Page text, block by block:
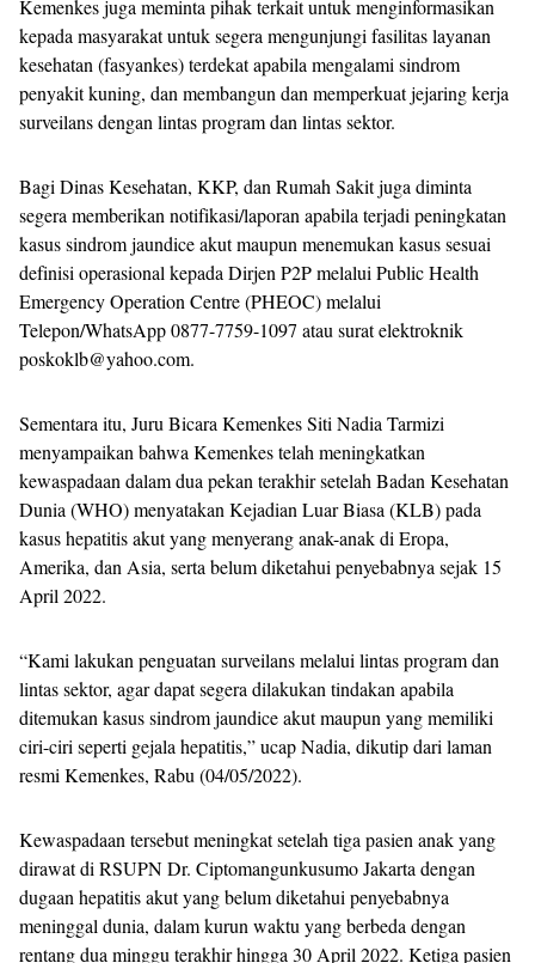
Kemenkes juga meminta pihak terkait untuk menginformasikan
kepada masyarakat untuk segera mengunjungi fasilitas layanan
kesehatan (fasyankes) terdekat apabila mengalami sindrom
penyakit kuning, dan membangun dan memperkuat jejaring kerja
surveilans dengan lintas program dan lintas sektor.
Bagi Dinas Kesehatan, KKP, dan Rumah Sakit juga diminta
segera memberikan notifikasi/laporan apabila terjadi peningkatan
kasus sindrom jaundice akut maupun menemukan kasus sesuai
definisi operasional kepada Dirjen P2P melalui Public Health
Emergency Operation Centre (PHEOC) melalui
Telepon/WhatsApp 0877-7759-1097 atau surat elektroknik
poskoklb@yahoo.com.
Sementara itu, Juru Bicara Kemenkes Siti Nadia Tarmizi
menyampaikan bahwa Kemenkes telah meningkatkan
kewaspadaan dalam dua pekan terakhir setelah Badan Kesehatan
Dunia (WHO) menyatakan Kejadian Luar Biasa (KLB) pada
kasus hepatitis akut yang menyerang anak-anak di Eropa,
Amerika, dan Asia, serta belum diketahui penyebabnya sejak 15
April 2022.
“Kami lakukan penguatan surveilans melalui lintas program dan
lintas sektor, agar dapat segera dilakukan tindakan apabila
ditemukan kasus sindrom jaundice akut maupun yang memiliki
ciri-ciri seperti gejala hepatitis,” ucap Nadia, dikutip dari laman
resmi Kemenkes, Rabu (04/05/2022).
Kewaspadaan tersebut meningkat setelah tiga pasien anak yang
dirawat di RSUPN Dr. Ciptomangunkusumo Jakarta dengan
dugaan hepatitis akut yang belum diketahui penyebabnya
meninggal dunia, dalam kurun waktu yang berbeda dengan
rentang dua minggu terakhir hingga 30 April 2022. Ketiga pasien